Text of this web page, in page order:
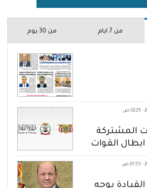
من 7 ايام من 30 يوم
المشتركة
القوات
يوجه